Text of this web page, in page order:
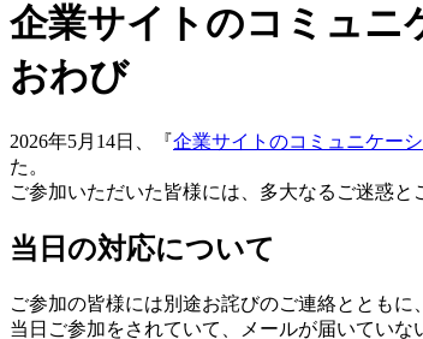
企業サイトのコミュニ
おわび
2026年5月14日、『企業サイトのコミュニケー
た。
ご参加いただいた皆様には、多大なるご迷惑
当日の対応について
ご参加の皆様には別途お詫びのご連絡ととも
当日ご参加をされていて、メールが届いていな